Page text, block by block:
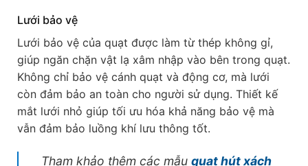
Lưới bảo vệ
Lưới bảo vệ của quạt được làm từ thép không gỉ,
giúp ngăn chặn vật lạ xâm nhập vào bên trong quạt.
Không chỉ bảo vệ cánh quạt và động cơ, mà lưới
còn đảm bảo an toàn cho người sử dụng. Thiết kế
mắt lưới nhỏ giúp tối ưu hóa khả năng bảo vệ mà
vẫn đảm bảo luồng khí lưu thông tốt.
Tham khảo thêm các mẫu quạt hút xách